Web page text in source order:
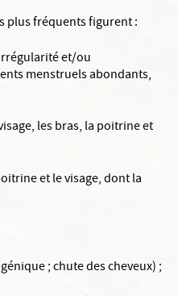
plus fréquents figurent :
et/ou
menstruels abondants,
les bras, la poitrine et
et le visage, dont la
; chute des cheveux) ;